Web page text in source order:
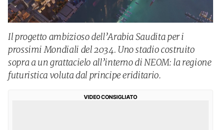
Il progetto ambizioso dell’Arabia Saudita per i
prossimi Mondiali del 2034. Uno stadio costruito
sopra a un grattacielo all’interno di NEOM: la regione
futuristica voluta dal principe eriditario.
VIDEO CONSIGLIATO